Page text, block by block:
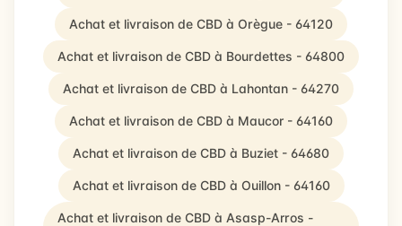
Achat et livraison de CBD à Orègue - 64120
Achat et livraison de CBD à Bourdettes - 64800
Achat et livraison de CBD à Lahontan - 64270
Achat et livraison de CBD à Maucor - 64160
Achat et livraison de CBD à Buziet - 64680
Achat et livraison de CBD à Ouillon - 64160
Achat et livraison de CBD à Asasp-Arros -